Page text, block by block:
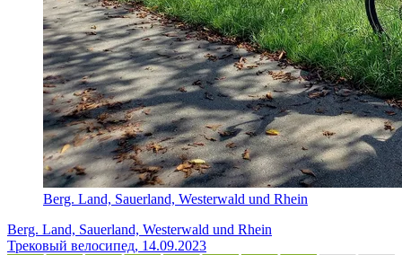
Berg. Land, Sauerland, Westerwald und Rhein
Berg. Land, Sauerland, Westerwald und Rhein
Трековый велосипед, 14.09.2023